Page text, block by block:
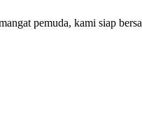
pemuda, kami siap